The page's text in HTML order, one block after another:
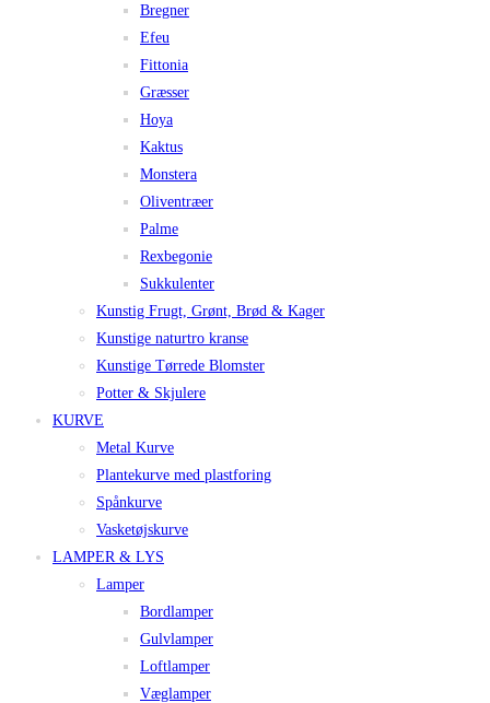
Bregner
Efeu
Fittonia
Græsser
Hoya
Kaktus
Monstera
Oliventræer
Palme
Rexbegonie
Sukkulenter
Kunstig Frugt, Grønt, Brød & Kager
Kunstige naturtro kranse
Kunstige Tørrede Blomster
Potter & Skjulere
KURVE
Metal Kurve
Plantekurve med plastforing
Spånkurve
Vasketøjskurve
LAMPER & LYS
Lamper
Bordlamper
Gulvlamper
Loftlamper
Væglamper